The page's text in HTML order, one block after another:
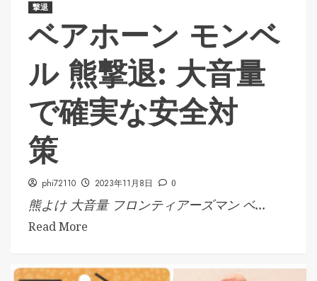
撃退
ベアホーン モンベ
ル 熊撃退: 大音量
で確実な安全対
策
phi72110 2023年11月8日 0
熊よけ 大音量 フロンティアーズマン ベ...
Read More